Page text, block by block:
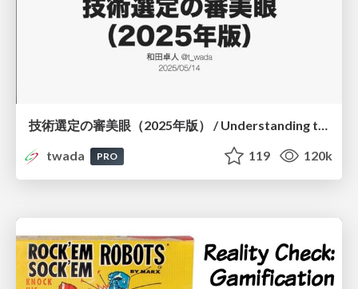
技術選定の審美眼（2025年版） / Understanding the Spiral of Technologies 2025 edition
twada
PRO 119 120k